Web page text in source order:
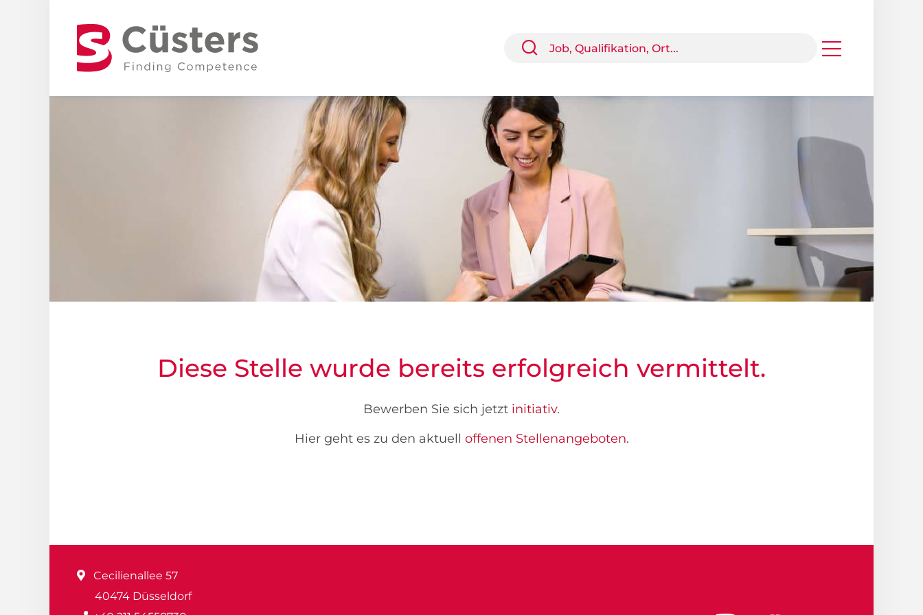
Diese Stelle wurde bereits erfolgreich vermittelt.
Bewerben Sie sich jetzt initiativ.
Hier geht es zu den aktuell offenen Stellenangeboten.
Cecilienallee 57
40474 Düsseldorf